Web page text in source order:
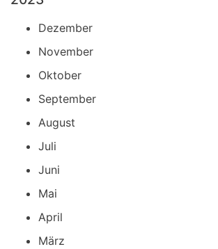
Dezember
November
Oktober
September
August
Juli
Juni
Mai
April
März